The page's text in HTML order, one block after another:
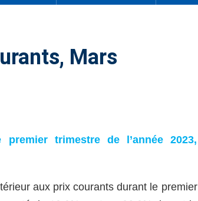
Mars
trimestre de l’année 2023,
aux prix courants durant le premier